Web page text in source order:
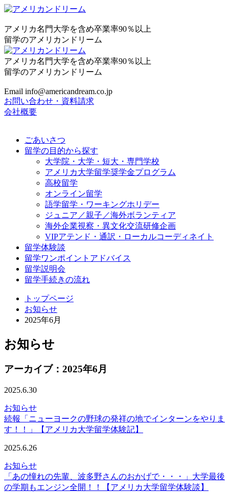
アメリカ名門大学を含め卒業率90％以上
留学のアメリカンドリーム
アメリカ名門大学を含め卒業率90％以上
留学のアメリカンドリーム
Email info@americandream.co.jp
お問い合わせ・資料請求
会社概要
ごあいさつ
留学の目的から探す
大学院・大学・短大・専門学校
アメリカ大学留学奨学金プログラム
高校留学
オンライン留学
語学留学・ワーキングホリデー
ジュニア／親子／海外ボランティア
海外企業視察・異文化交流研修企画
VIPアテンド・通訳・ローカルコーディネイト
留学体験談
留学ワンポイントアドバイス
留学説明会
留学手続きの流れ
トップページ
お知らせ
2025年6月
お知らせ
アーカイブ：2025年6月
2025.6.30
お知らせ
続報「ニューヨークの野球の発祥の地でインターンをやりま
す！！」【アメリカ大学留学体験記】
2025.6.26
お知らせ
「あの憧れの先輩、波多野さんのおかげで・・・」大学最後
の学期もエンジン全開！！【アメリカ大学留学体験談】